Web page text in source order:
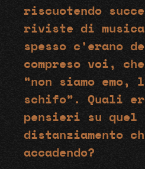
riscuotendo
riviste di
spesso c’erano
compreso voi,
“non siamo emo,
schifo”. Quali
pensieri su quel
distanziamento
accadendo?